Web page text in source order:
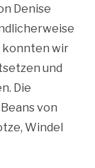
Denise
konnten wir
und
Die
von
Windel